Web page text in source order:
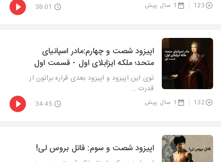
123 1 سال پیش 38:01
اپیزود شصت و چهارم:مادر اسپانیای
متحد؛ ملکه ایزابلای اول - قسمت اول
توی این اپیزود و اپیزود بعدی قراره براتون از
قدرت ...
132 1 سال پیش 34:45
اپیزود شصت و سوم: قاتل بروس لی!